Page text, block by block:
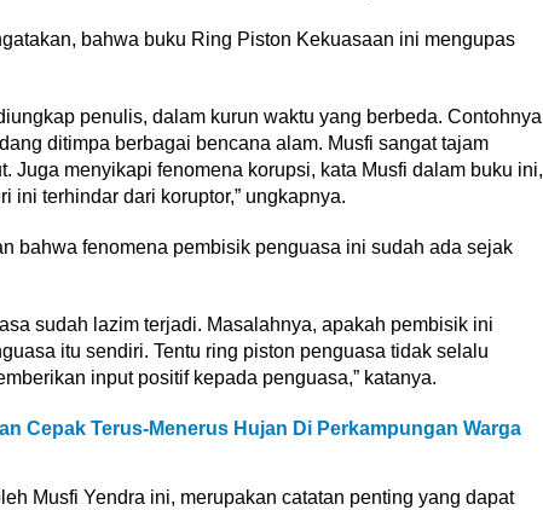
bahwa buku Ring Piston Kekuasaan ini mengupas
penulis, dalam kurun waktu yang berbeda. Contohnya
ditimpa berbagai bencana alam. Musfi sangat tajam
Juga menyikapi fenomena korupsi, kata Musfi dalam buku ini,
ini terhindar dari koruptor,” ungkapnya.
bahwa fenomena pembisik penguasa ini sudah ada sejak
sudah lazim terjadi. Masalahnya, apakah pembisik ini
itu sendiri. Tentu ring piston penguasa tidak selalu
input positif kepada penguasa,” katanya.
Cepak Terus-Menerus Hujan Di Perkampungan Warga
Musfi Yendra ini, merupakan catatan penting yang dapat